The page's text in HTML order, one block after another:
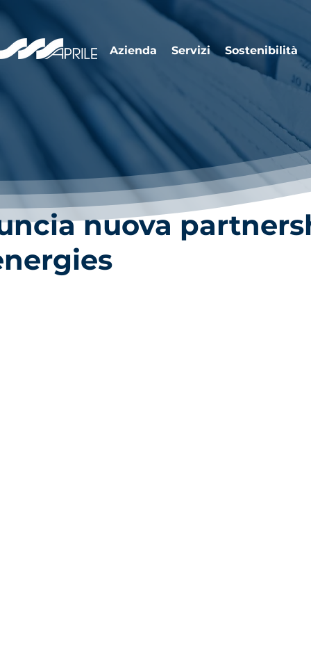
Azienda Servizi Sostenibilità
nuova